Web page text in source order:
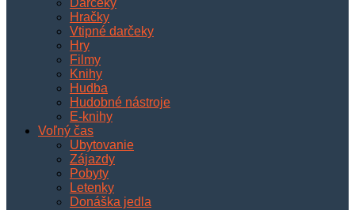
Darčeky
Hračky
Vtipné darčeky
Hry
Filmy
Knihy
Hudba
Hudobné nástroje
E-knihy
Voľný čas
Ubytovanie
Zájazdy
Pobyty
Letenky
Donáška jedla